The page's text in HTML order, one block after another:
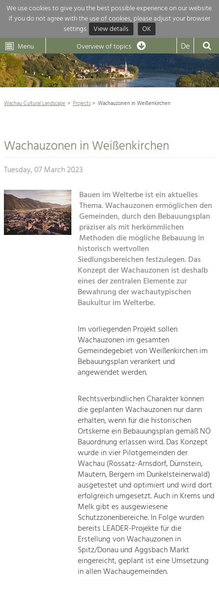
We use cookies to give you the best possible experience on our website.
If you do not agree with the use of cookies, please adjust your browser
settings. View details OK
Dunkelsteinerwald
Wachau
Cultural
Landscape
Dunkelsteinerwald Klima
Menu Overview of topics De
News
Wachau Cultural Landscape 
Rückblick 25 Jahre Jubiläum
Architecture
Agriculture & Tourism
Projects
Kirchen am Fluss
Overview of topics
Development within our region is extremely diverse. Which is why we
provide you with an overview of our main topics here. For more
information, simply click on the topic to see all projects in this context.
Maintenance, Regulation and Further
Building Culture
Agriculture & Forestry
Managing and Caring for the Cultural
Landscape.
Offer Development and Positioning
Art & Culture
Crafts, Science and Research.
Social Affairs, Education
Equality, Youth and Integration.
Renewable Energy.
Increase in Regional Value Added.
Wachau Cultural Landscape Projects Wachauzonen in Weißenkirchen
Wachauzonen in Weißenkirchen
Tuesday, 07 March 2023
Bauen im Welterbe ist ein aktuelles
Thema. Wachauzonen ermöglichen den
Gemeinden, durch den Bebauungsplan
präziser als mit herkömmlichen
Methoden die mögliche Bebauung in
historisch wertvollen
Siedlungsbereichen festzulegen. Das
Konzept der Wachauzonen ist deshalb
eines der zentralen Elemente zur
Bewahrung der wachautypischen
Baukultur im Welterbe.
Im vorliegenden Projekt sollen
Wachauzonen im gesamten
Gemeindegebiet von Weißenkirchen im
Bebauungsplan verankert und
angewendet werden.
Rechtsverbindlichen Charakter können
die geplanten Wachauzonen nur dann
erhalten, wenn für die historischen
Ortskerne ein Bebauungsplan gemäß NÖ
Bauordnung erlassen wird. Das Konzept
wurde in vier Pilotgemeinden der
Wachau (Rossatz-Arnsdorf, Dürnstein,
Mautern, Bergern im Dunkelsteinerwald)
ausgetestet und optimiert und wird dort
erfolgreich umgesetzt. Auch in Krems und
Melk gibt es ausgewiesene
Schutzzonenbereiche. In Folge wurden
bereits LEADER-Projekte für die
Erstellung von Wachauzonen in
Spitz/Donau und Aggsbach Markt
eingereicht, geplant ist eine Umsetzung
in allen Wachaugemeinden.